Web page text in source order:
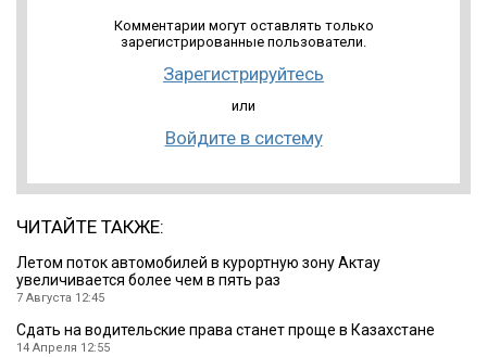
Комментарии могут оставлять только
зарегистрированные пользователи.
Зарегистрируйтесь
или
Войдите в систему
ЧИТАЙТЕ ТАКЖЕ:
Летом поток автомобилей в курортную зону Актау
увеличивается более чем в пять раз
7 Августа 12:45
Сдать на водительские права станет проще в Казахстане
14 Апреля 12:55